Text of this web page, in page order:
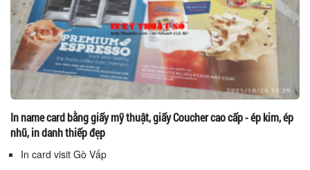
In name card bằng giấy mỹ thuật, giấy Coucher cao cấp - ép kim, ép
nhũ, in danh thiếp đẹp
In card visit Gò Vấp